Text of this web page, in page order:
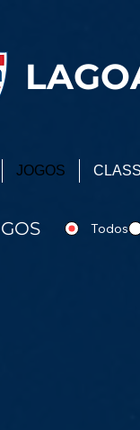
JOGOS
Todos